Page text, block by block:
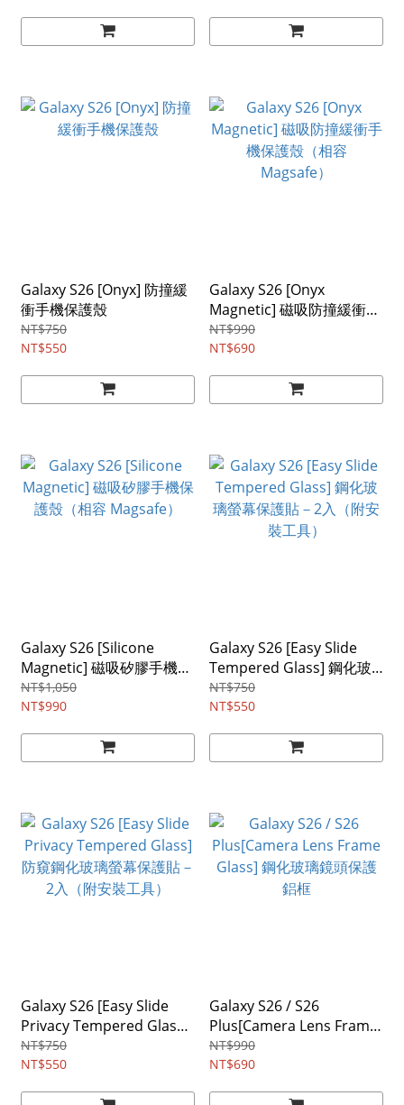
Galaxy S26 [Onyx] 防撞緩
衝手機保護殼
NT$750
NT$550
Galaxy S26 [Onyx
Magnetic] 磁吸防撞緩衝手
機保護殼（相容
Magsafe）
NT$990
NT$690
Galaxy S26 [Silicone
Magnetic] 磁吸矽膠手機保
護殼（相容 Magsafe）
NT$1,050
NT$990
Galaxy S26 [Easy Slide
Tempered Glass] 鋼化玻
璃螢幕保護貼－2入（附安
裝工具）
NT$750
NT$550
Galaxy S26 [Easy Slide
Privacy Tempered Glass]
防窺鋼化玻璃螢幕保護貼－
2入（附安裝工具）
NT$750
NT$550
Galaxy S26 / S26
Plus[Camera Lens Frame
Glass] 鋼化玻璃鏡頭保護
鋁框
NT$990
NT$690